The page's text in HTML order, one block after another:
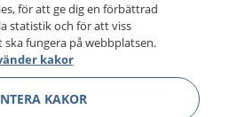
för att ge dig en förbättrad
statistik och för att viss
fungera på webbplatsen.
kakor
KAKOR